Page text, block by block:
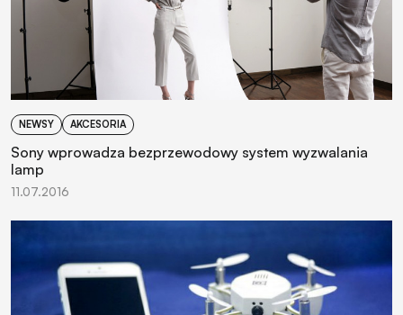
NEWSY AKCESORIA
Sony wprowadza bezprzewodowy system wyzwalania
lamp
11.07.2016